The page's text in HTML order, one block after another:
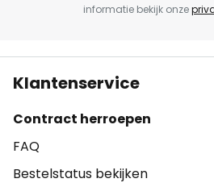
informatie bekijk onze
Klantenservice
Contract herroepen
FAQ
Bestelstatus bekijken